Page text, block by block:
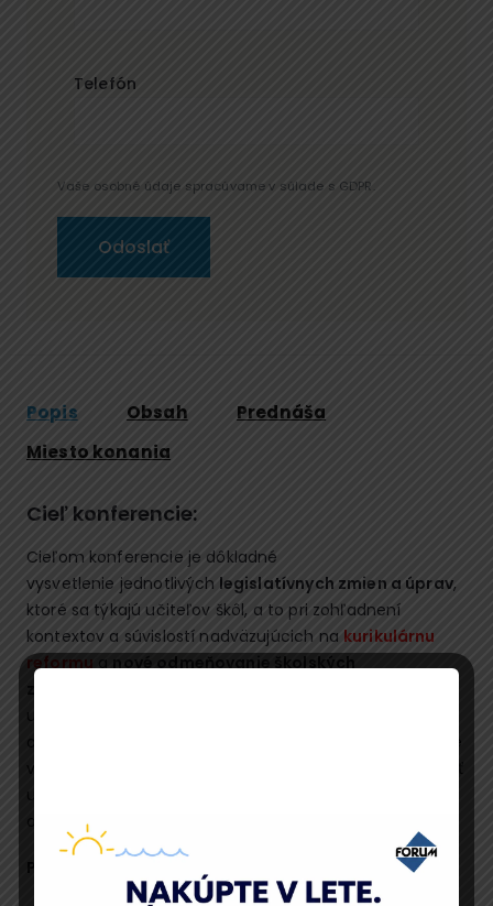
Telefón
Vaše osobné údaje spracúvame v súlade s GDPR.
Popis Obsah
Prednáša
Miesto konania
Cieľ konferencie:
Cieľom konferencie je dôkladné
vysvetlenie jednotlivých legislatívnych zmien a úprav,
ktoré sa týkajú učiteľov škôl, a to pri zohľadnení
kontextov a súvislostí nadväzujúcich na kurikulárnu
reformu
a nové odmeňovanie školských
zamestnancov
asistentom a odborných pedagógom. Ďalej sa budeme
odolnosti pedagógov, aby predišli syndrómu vyhorenia.
Podrobný program konferencie.